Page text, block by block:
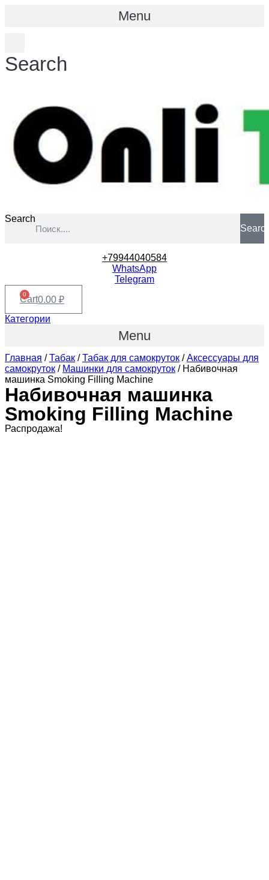
Menu
Search
Search
+79944040584
WhatsApp
Telegram
0.00 ₽
0
Cart
Категории
Menu
Главная /Табак /Табак для самокруток /Аксессуары для
самокруток / Машинки для самокруток / Набивочная
машинка Smoking Filling Machine
Набивочная машинка
Smoking Filling Machine
Распродажа!